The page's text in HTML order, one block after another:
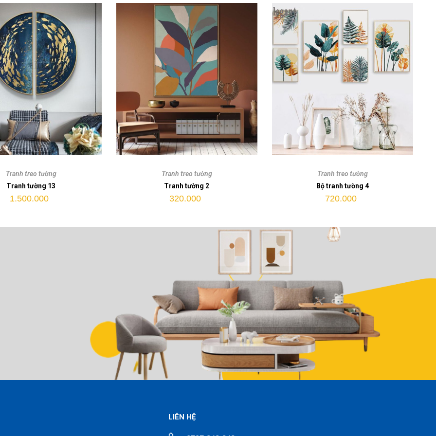
Tranh treo tường
Tranh tường 13
1.500.000
Tranh treo tường
Tranh tường 2
320.000
Tranh treo tường
Bộ tranh tường 4
720.000
LIÊN HỆ